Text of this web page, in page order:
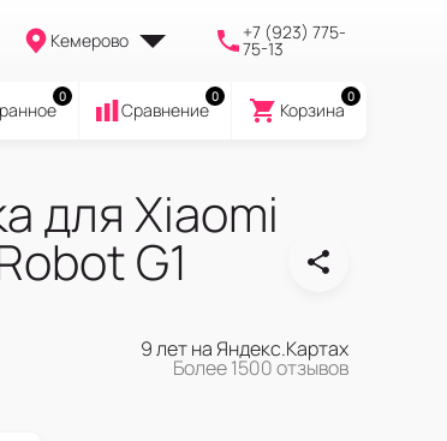
Кемерово +7 (923) 775-
75-13
0 0
Cравнение
0
Корзина
для Xiaomi
G1
9 лет на Яндекс.Картах
Более 1500 отзывов